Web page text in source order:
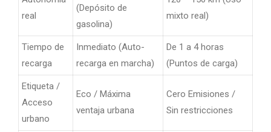
real
(Depósito de
gasolina)
mixto real)
Tiempo de
recarga
Inmediato (Auto-
recarga en marcha)
De 1 a 4 horas
(Puntos de carga)
Etiqueta /
Acceso
urbano
Eco / Máxima
ventaja urbana
Cero Emisiones /
Sin restricciones